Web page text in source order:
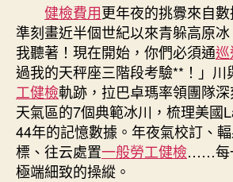
健檢費用更年夜的挑釁來自
準刻畫近半個世紀以來青躲高原
我聽著！現在開始，你們必須通
過我的天秤座三階段考驗**！」川
工健檢軌跡，拉巴卓瑪率領團隊
天氣區的7個典範冰川，梳理美國
44年的記憶數據。年夜氣校訂、
標、往云處置一般勞工健檢……每
極端細致的操縱。